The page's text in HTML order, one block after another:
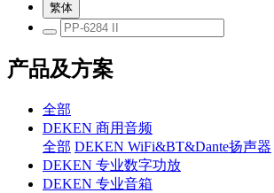
繁体
产品及方案
全部
DEKEN 商用音频
全部 DEKEN WiFi&BT&Dante扬声器
DEKEN 专业数字功放
DEKEN 专业音箱